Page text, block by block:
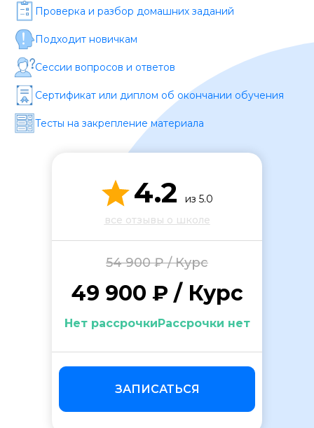
Проверка и разбор домашних заданий
Подходит новичкам
Сессии вопросов и ответов
Сертификат или диплом об окончании обучения
Тесты на закрепление материала
4.2
из 5.0
все отзывы о школе
54 900 ₽ / Курс
49 900 ₽ / Курс
Нет рассрочкиРассрочки нет
ЗАПИСАТЬСЯ
ОСТАВИТЬ ОТЗЫВ